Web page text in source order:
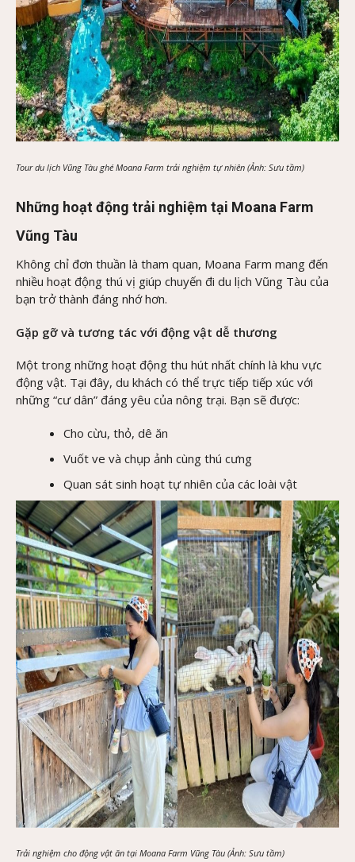
Tour du lịch Vũng Tàu ghé Moana Farm trải nghiệm tự nhiên (Ảnh: Sưu tầm)
Những hoạt động trải nghiệm tại Moana Farm
Vũng Tàu
Không chỉ đơn thuần là tham quan, Moana Farm mang đến
nhiều hoạt động thú vị giúp chuyến đi du lịch Vũng Tàu của
bạn trở thành đáng nhớ hơn.
Gặp gỡ và tương tác với động vật dễ thương
Một trong những hoạt động thu hút nhất chính là khu vực
động vật. Tại đây, du khách có thể trực tiếp tiếp xúc với
những “cư dân” đáng yêu của nông trại. Bạn sẽ được:
Cho cừu, thỏ, dê ăn
Vuốt ve và chụp ảnh cùng thú cưng
Quan sát sinh hoạt tự nhiên của các loài vật
Trải nghiệm cho động vật ăn tại Moana Farm Vũng Tàu (Ảnh: Sưu tầm)